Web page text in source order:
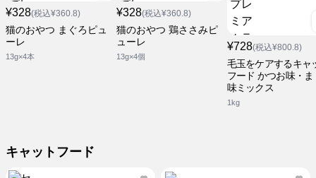
¥328(税込¥360.8)
猫のおやつ まぐろピュ
ーレ
13g×4本
¥328(税込¥360.8)
猫のおやつ 鶏ささみピ
ューレ
13g×4個
¥728(税込¥800.8)
毛玉をケアするキャ
フード かつお味・ま
味ミックス
1kg
キャットフード